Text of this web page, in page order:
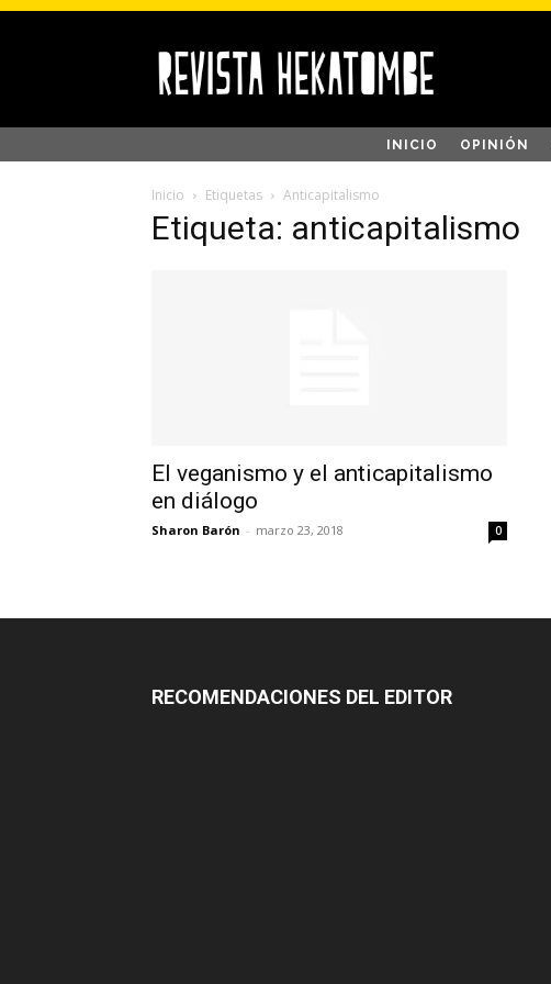
INICIO OPINIÓN
Inicio Etiquetas Anticapitalismo
Etiqueta: anticapitalismo
El veganismo y el anticapitalismo
en diálogo
Sharon Barón - marzo 23, 2018 0
RECOMENDACIONES DEL EDITOR